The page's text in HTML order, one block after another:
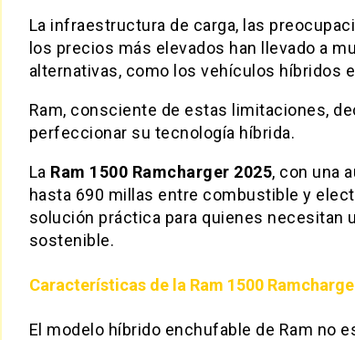
La infraestructura de carga, las
los precios más elevados han llevado a
alternativas, como los vehículos híbridos
Ram, consciente de estas limitaciones,
perfeccionar su tecnología híbrida.
La Ram 1500 Ramcharger 2025, con una
hasta 690 millas entre combustible y
solución práctica para quienes necesitan
sostenible.
Características de la Ram 1500
El modelo híbrido enchufable de Ram no